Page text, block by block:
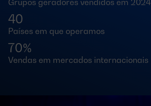
40
Países em que operamos
70%
Vendas em mercados internacionais